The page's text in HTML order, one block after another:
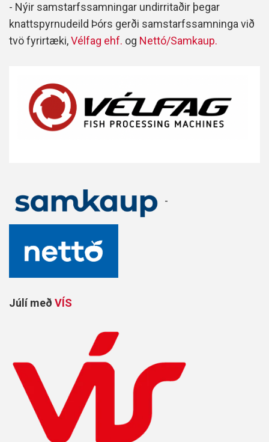
- Nýir samstarfssamningar undirritaðir þegar
knattspyrnudeild Þórs gerði samstarfssamninga við
tvö fyrirtæki,Vélfag ehf. og Nettó/Samkaup.
-
Júlí með VÍS